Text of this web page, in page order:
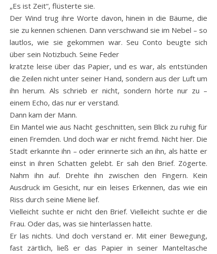
„Es ist Zeit“, flüsterte sie.
Der Wind trug ihre Worte davon, hinein in die Bäume, die
sie zu kennen schienen. Dann verschwand sie im Nebel – so
lautlos, wie sie gekommen war. Seu Conto beugte sich
über sein Notizbuch. Seine Feder
kratzte leise über das Papier, und es war, als entstünden
die Zeilen nicht unter seiner Hand, sondern aus der Luft um
ihn herum. Als schrieb er nicht, sondern hörte nur zu –
einem Echo, das nur er verstand.
Dann kam der Mann.
Ein Mantel wie aus Nacht geschnitten, sein Blick zu ruhig für
einen Fremden. Und doch war er nicht fremd. Nicht hier. Die
Stadt erkannte ihn – oder erinnerte sich an ihn, als hätte er
einst in ihren Schatten gelebt. Er sah den Brief. Zögerte.
Nahm ihn auf. Drehte ihn zwischen den Fingern. Kein
Ausdruck im Gesicht, nur ein leises Erkennen, das wie ein
Riss durch seine Miene lief.
Vielleicht suchte er nicht den Brief. Vielleicht suchte er die
Frau. Oder das, was sie hinterlassen hatte.
Er las nichts. Und doch verstand er. Mit einer Bewegung,
fast zärtlich, ließ er das Papier in seiner Manteltasche